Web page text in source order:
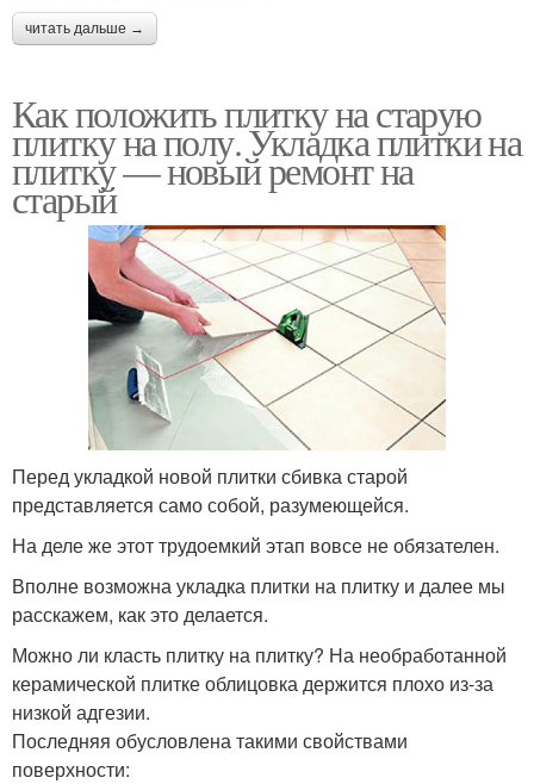
читать дальше →
Как положить плитку на старую
плитку на полу. Укладка плитки на
плитку — новый ремонт на
старый
Перед укладкой новой плитки сбивка старой
представляется само собой, разумеющейся.
На деле же этот трудоемкий этап вовсе не обязателен.
Вполне возможна укладка плитки на плитку и далее мы
расскажем, как это делается.
Можно ли класть плитку на плитку? На необработанной
керамической плитке облицовка держится плохо из-за
низкой адгезии.
Последняя обусловлена такими свойствами
поверхности: